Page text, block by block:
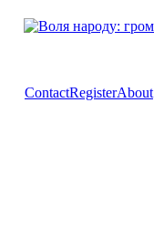
ContactRegisterAbout